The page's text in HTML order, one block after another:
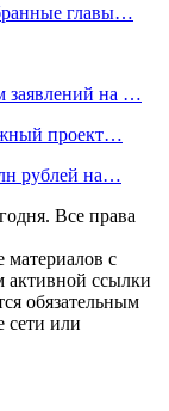
главы…
заявлений на …
проект…
рублей на…
Все права
материалов с
активной ссылки
обязательным
сети или